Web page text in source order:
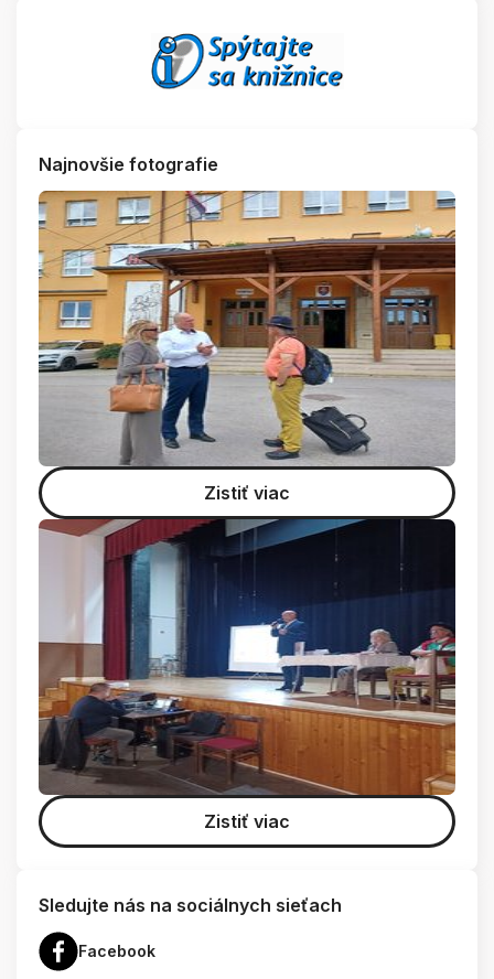
Najnovšie fotografie
Zistiť viac
Zistiť viac
Sledujte nás na sociálnych sieťach
Facebook